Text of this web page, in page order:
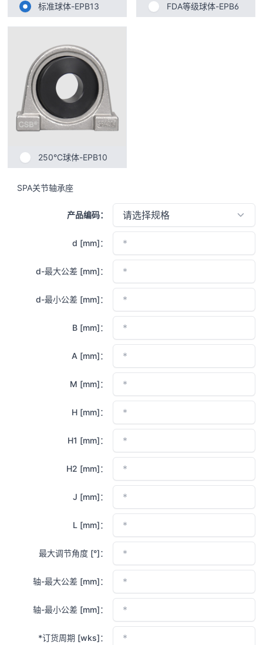
标准球体-EPB13 FDA等级球体-EPB6
250°C球体-EPB10
SPA关节轴承座
产品编码：
d [mm]：
d-最大公差 [mm]：
d-最小公差 [mm]：
B [mm]：
A [mm]：
M [mm]：
H [mm]：
H1 [mm]：
H2 [mm]：
J [mm]：
L [mm]：
最大调节角度 [°]：
轴-最大公差 [mm]：
轴-最小公差 [mm]：
*订货周期 [wks]：